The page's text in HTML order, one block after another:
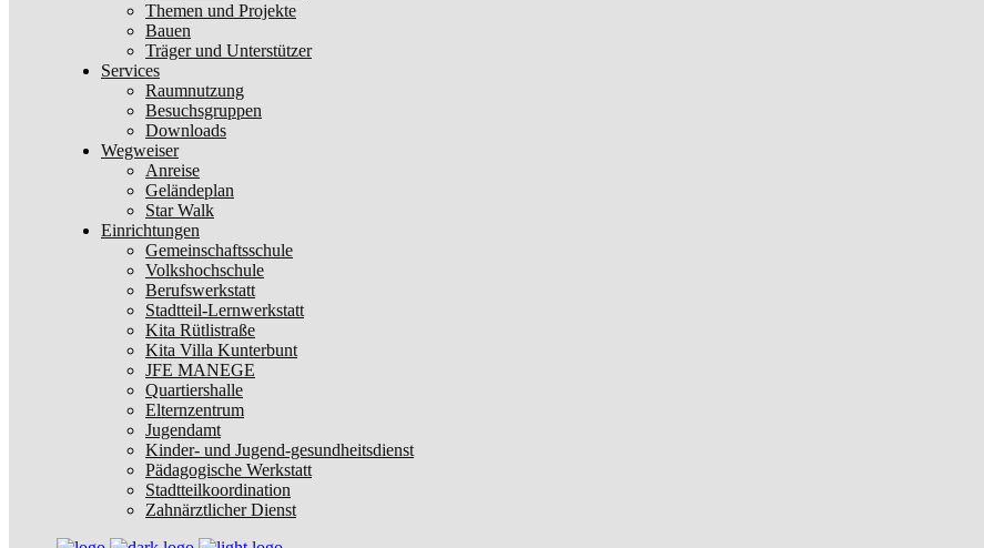
Themen und Projekte
Bauen
Träger und Unterstützer
Services
Raumnutzung
Besuchsgruppen
Downloads
Wegweiser
Anreise
Geländeplan
Star Walk
Einrichtungen
Gemeinschaftsschule
Volkshochschule
Berufswerkstatt
Stadtteil-Lernwerkstatt
Kita Rütlistraße
Kita Villa Kunterbunt
JFE MANEGE
Quartiershalle
Elternzentrum
Jugendamt
Kinder- und Jugend-gesundheitsdienst
Pädagogische Werkstatt
Stadtteilkoordination
Zahnärztlicher Dienst